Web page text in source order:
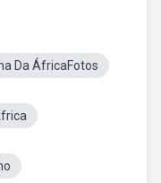
Da ÁfricaFotos